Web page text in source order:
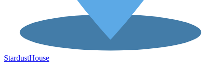
StardustHouse